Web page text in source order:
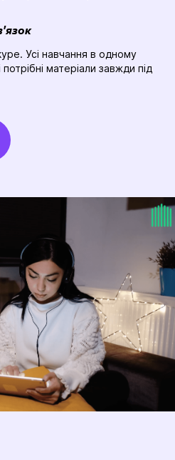
Усі навчання в одному
матеріали завжди під